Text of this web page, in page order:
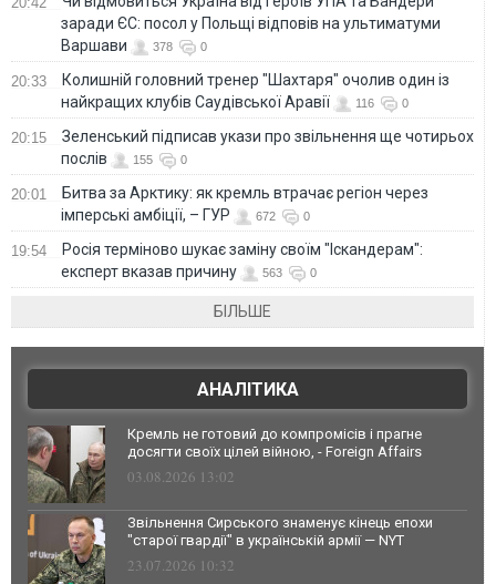
заради ЄС: посол у Польщі відповів на ультиматуми
Варшави
378 0
20:33
Колишній головний тренер "Шахтаря" очолив один із
найкращих клубів Саудівської Аравії
116 0
20:15
Зеленський підписав укази про звільнення ще чотирьох
послів
155 0
20:01
Битва за Арктику: як кремль втрачає регіон через
імперські амбіції, – ГУР
672 0
19:54
Росія терміново шукає заміну своїм "Іскандерам":
експерт вказав причину
563 0
БІЛЬШЕ
АНАЛІТИКА
Кремль не готовий до компромісів і прагне
досягти своїх цілей війною, - Foreign Affairs
03.08.2026 13:02
Звільнення Сирського знаменує кінець епохи
"старої гвардії" в українській армії — NYT
23.07.2026 10:32